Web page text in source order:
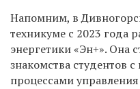
Напомним, в
техникуме с 2023 года
энергетики «Эн+». Она
знакомства студентов
процессами